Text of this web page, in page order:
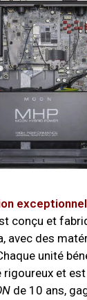
conçu et
avec des
unité
et
de 10 ans,